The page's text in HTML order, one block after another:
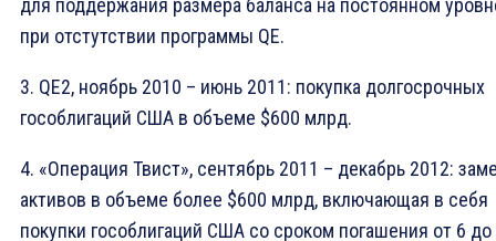
для поддержания размера баланса на постоянном
при отстутствии программы QE.
3. QE2, ноябрь 2010 – июнь 2011: покупка долгосрочных
гособлигаций США в объеме $600 млрд.
4. «Операция Твист», сентябрь 2011 – декабрь 2012:
активов в объеме более $600 млрд, включающая в себя
покупки гособлигаций США со сроком погашения от 6 до